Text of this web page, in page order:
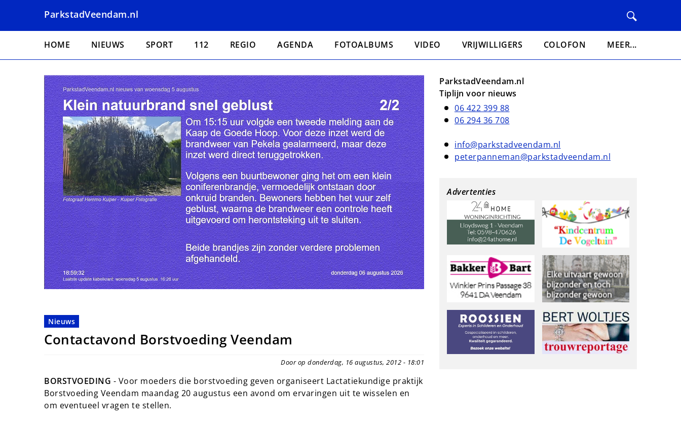
naar
ParkstadVeendam.nl
Hoofdnavigatie
HOME NIEUWS SPORT 112 REGIO AGENDA FOTOALBUMS VIDEO VRIJWILLIGERS COLOFON MEER...
Nieuws
Contactavond Borstvoeding Veendam
Door op donderdag, 16 augustus, 2012 - 18:01
BORSTVOEDING - Voor moeders die borstvoeding geven organiseert Lactatiekundige praktijk
Borstvoeding Veendam maandag 20 augustus een avond om ervaringen uit te wisselen en
om eventueel vragen te stellen.
ParkstadVeendam.nl
Tiplijn voor nieuws
06 422 399 88
06 294 36 708
info@parkstadveendam.nl
peterpanneman@parkstadveendam.nl
Advertenties